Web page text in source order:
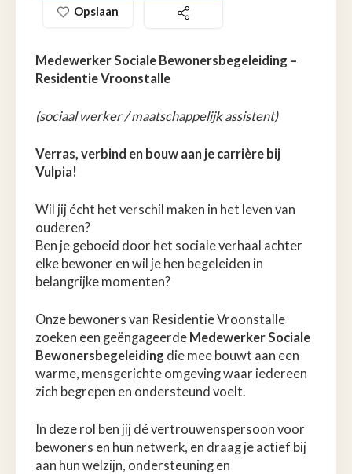
Opslaan
Medewerker Sociale Bewonersbegeleiding –
Residentie Vroonstalle
(sociaal werker / maatschappelijk assistent)
Verras, verbind en bouw aan je carrière bij
Vulpia!
Wil jij écht het verschil maken in het leven van
ouderen?
Ben je geboeid door het sociale verhaal achter
elke bewoner en wil je hen begeleiden in
belangrijke momenten?
Onze bewoners van Residentie Vroonstalle
zoeken een geëngageerde Medewerker Sociale
Bewonersbegeleiding die mee bouwt aan een
warme, mensgerichte omgeving waar iedereen
zich begrepen en ondersteund voelt.
In deze rol ben jij dé vertrouwenspersoon voor
bewoners en hun netwerk, en draag je actief bij
aan hun welzijn, ondersteuning en